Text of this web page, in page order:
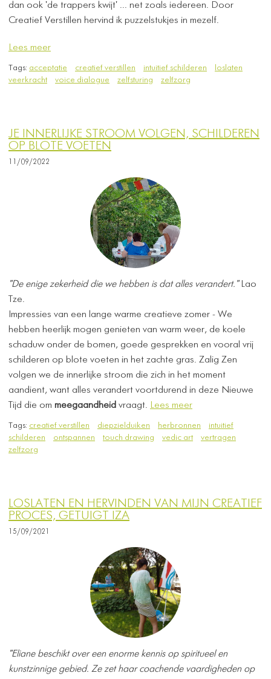
dan ook 'de trappers kwijt' ... net zoals iedereen. Door
Creatief Verstillen hervind ik puzzelstukjes in mezelf.
Lees meer
Tags: acceptatie creatief verstillen intuitief schilderen
loslaten
veerkracht
voice dialogue zelfsturing zelfzorg
JE INNERLIJKE STROOM VOLGEN, SCHILDEREN
OP BLOTE VOETEN
11/09/2022
"De enige zekerheid die we hebben is dat alles verandert." Lao
Tze.
Impressies van een lange warme creatieve zomer - We
hebben heerlijk mogen genieten van warm weer, de koele
schaduw onder de bomen, goede gesprekken en vooral vrij
schilderen op blote voeten in het zachte gras. Zalig Zen
volgen we de innerlijke stroom die zich in het moment
aandient, want alles verandert voortdurend in deze Nieuwe
Tijd die om meegaandheid vraagt. Lees meer
Tags: creatief verstillen diepzielduiken herbronnen
intuitief
schilderen
ontspannen touch drawing vedic art
vertragen
zelfzorg
LOSLATEN EN HERVINDEN VAN MIJN CREATIEF
PROCES, GETUIGT IZA
15/09/2021
"Eliane beschikt over een enorme kennis op spiritueel en
kunstzinnige gebied. Ze zet haar coachende vaardigheden op